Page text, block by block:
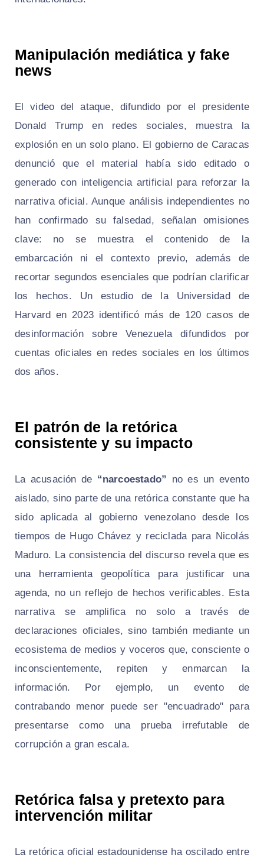
Manipulación mediática y fake
news
El video del ataque, difundido por el presidente
Donald Trump en redes sociales, muestra la
explosión en un solo plano. El gobierno de Caracas
denunció que el material había sido editado o
generado con inteligencia artificial para reforzar la
narrativa oficial. Aunque análisis independientes no
han confirmado su falsedad, señalan omisiones
clave: no se muestra el contenido de la
embarcación ni el contexto previo, además de
recortar segundos esenciales que podrían clarificar
los hechos. Un estudio de la Universidad de
Harvard en 2023 identificó más de 120 casos de
desinformación sobre Venezuela difundidos por
cuentas oficiales en redes sociales en los últimos
dos años.
El patrón de la retórica
consistente y su impacto
La acusación de “narcoestado” no es un evento
aislado, sino parte de una retórica constante que ha
sido aplicada al gobierno venezolano desde los
tiempos de Hugo Chávez y reciclada para Nicolás
Maduro. La consistencia del discurso revela que es
una herramienta geopolítica para justificar una
agenda, no un reflejo de hechos verificables. Esta
narrativa se amplifica no solo a través de
declaraciones oficiales, sino también mediante un
ecosistema de medios y voceros que, consciente o
inconscientemente, repiten y enmarcan la
información. Por ejemplo, un evento de
contrabando menor puede ser "encuadrado" para
presentarse como una prueba irrefutable de
corrupción a gran escala.
Retórica falsa y pretexto para
intervención militar
La retórica oficial estadounidense ha oscilado entre